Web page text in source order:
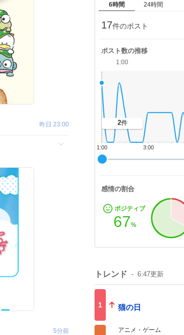
昨日 23:00
5分前
6時間 24時間
17件のポスト
ポスト数の推移
3:00
1:00
1:00
2件
感情の割合
ポジティブ
67%
トレンド 6:47更新
1 猫の日
アニメ・ゲーム